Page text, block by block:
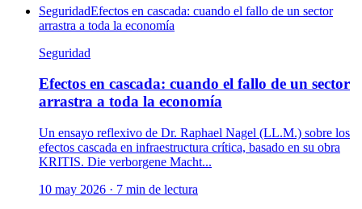
SeguridadEfectos en cascada: cuando el fallo de un sector
arrastra a toda la economía
Seguridad
Efectos en cascada: cuando el fallo de un sector
arrastra a toda la economía
Un ensayo reflexivo de Dr. Raphael Nagel (LL.M.) sobre los
efectos cascada en infraestructura crítica, basado en su obra
KRITIS. Die verborgene Macht...
10 may 2026 · 7 min de lectura